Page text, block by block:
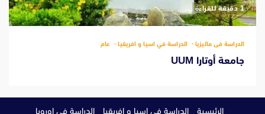
‫1 دقيقة للقراءة
الدراسة فى ماليزيا الدراسة في اسيا و افريقيا عام
جامعة أوتارا UUM
الرئيسية الدراسة في اسيا و افريقيا الدراسة في اوروبا